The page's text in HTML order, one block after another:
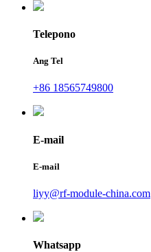
Telepono
Ang Tel
+86 18565749800
E-mail
E-mail
liyy@rf-module-china.com
Whatsapp